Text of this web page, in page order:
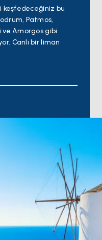
keşfedeceğiniz bu
Patmos,
ve Amorgos gibi
Canlı bir liman
taptaze
nin büyüleyici gün
deneyimleyin.
doğası, dramatik
, canlı
anılarla